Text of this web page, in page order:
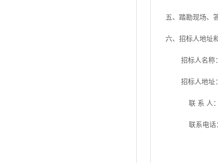
五、踏勘现场、
六、招标人地址
招标人名称
招标人地址
联 系 人
联系电话